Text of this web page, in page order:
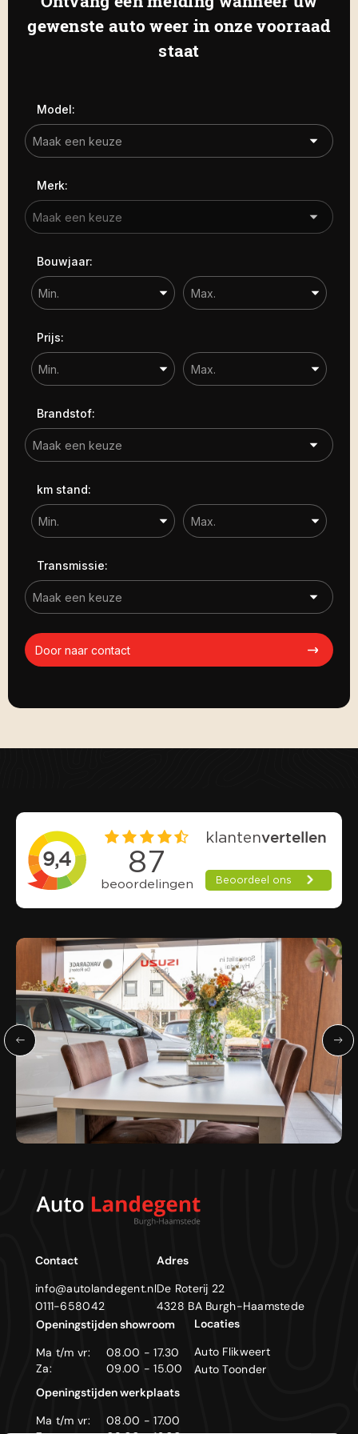
Haamstede
De Roterij 22 4328 BA Burgh-
Haamstede
Carrosserie
-
-
Bouwjaar
Sorteren op
gewenste auto weer in onze voorraad
staat
Model:
Merk:
Bouwjaar:
Prijs:
Brandstof:
km stand:
Transmissie:
Door naar contact
Contact
info@autolandegent.nl
0111-658042
Adres
De Roterij 22
4328 BA Burgh-Haamstede
Openingstijden showroom
Ma t/m vr:
08.00 - 17.30
Za:
09.00 - 15.00
Openingstijden werkplaats
Ma t/m vr:
08.00 - 17.00
Locaties
Auto Flikweert
Auto Toonder